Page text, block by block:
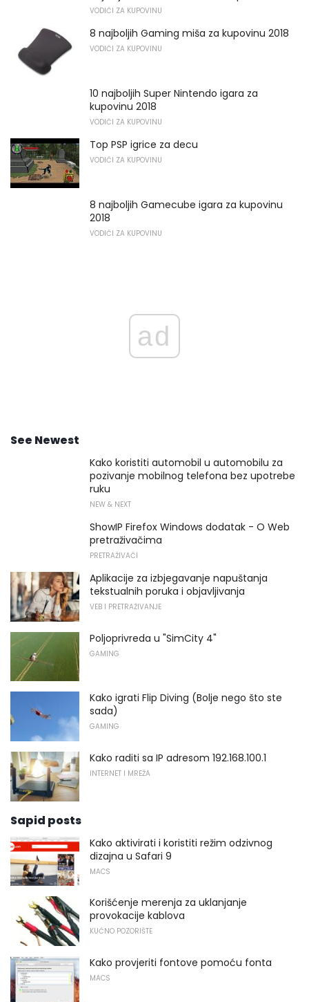
VODIČI ZA KUPOVINU
8 najboljih Gaming miša za kupovinu 2018
VODIČI ZA KUPOVINU
10 najboljih Super Nintendo igara za
kupovinu 2018
VODIČI ZA KUPOVINU
Top PSP igrice za decu
VODIČI ZA KUPOVINU
8 najboljih Gamecube igara za kupovinu
2018
VODIČI ZA KUPOVINU
ad
See Newest
Kako koristiti automobil u automobilu za
pozivanje mobilnog telefona bez upotrebe
ruku
NEW & NEXT
ShowIP Firefox Windows dodatak - O Web
pretraživačima
PRETRAŽIVAČI
Aplikacije za izbjegavanje napuštanja
tekstualnih poruka i objavljivanja
VEB I PRETRAŽIVANJE
Poljoprivreda u "SimCity 4"
GAMING
Kako igrati Flip Diving (Bolje nego što ste
sada)
GAMING
Kako raditi sa IP adresom 192.168.100.1
INTERNET I MREŽA
Sapid posts
Kako aktivirati i koristiti režim odzivnog
dizajna u Safari 9
MACS
Korišćenje merenja za uklanjanje
provokacije kablova
KUĆNO POZORIŠTE
Kako provjeriti fontove pomoću fonta
MACS